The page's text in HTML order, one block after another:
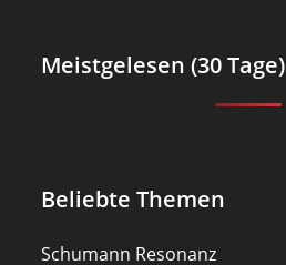
Meistgelesen (30 Tage)
Beliebte Themen
Schumann Resonanz